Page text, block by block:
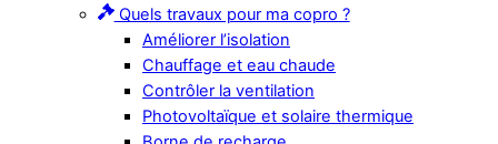
Quels travaux pour ma copro ?
Améliorer l’isolation
Chauffage et eau chaude
Contrôler la ventilation
Photovoltaïque et solaire thermique